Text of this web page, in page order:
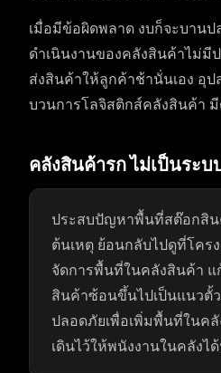
เมื่อมีข้อผิดพลาด งบก็จะบานป
ดำเนินงานของคลังสินค้าไม่มี
ส่งสินค้าให้ลูกค้าช้านั่นเอง อุป
บวนการโลจิสติกส์คลังสินค้า
คลังสินค้ารก ไม่เป็นระบ
ประสบปัญหาพื้นที่สต๊อกสิน
ต้นเหตุ ย้อนกลับไปดูที่โคร
จัดการพื้นที่ในคลังสินค้า
สินค้าซ้อนขึ้นไปเป็นแนวตั้
ปลอดภัยเพื่อเพิ่มพื้นที่ในค
เดินไว้ให้พนังงานในคลังไ